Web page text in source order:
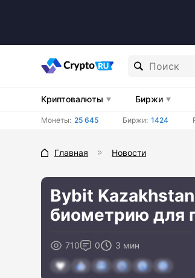
Криптовалюты Биржи
Монеты: 25 645 Биржи: 1424
Главная Новости
Bybit
биометрию для
710 0 3 мин